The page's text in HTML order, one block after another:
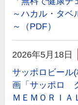
～ハカル・タベ
～（PDF）
2026年5月18日
サッポロビール
画「サッポロ
ＭＥＭＯＲＩＡ